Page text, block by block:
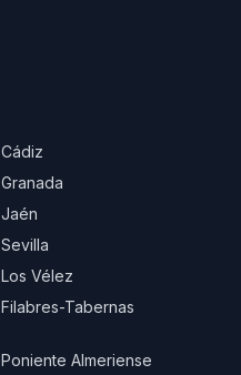
Cádiz
Granada
Jaén
Sevilla
Los Vélez
Filabres-Tabernas
Poniente Almeriense